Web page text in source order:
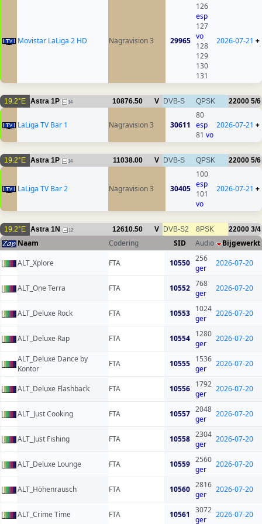
Movistar LaLiga 2 HD Nagravision 3 29965
126
esp
127
vo
128
129
130
131
2026-07-21 +
19.2°E Astra 1P 14 10876.50 V DVB-S QPSK 22000 5/6
LaLiga TV Bar 1 Nagravision 3 30611
80
esp
81 vo
2026-07-21 +
19.2°E Astra 1P 14 11038.00 V DVB-S QPSK 22000 5/6
LaLiga TV Bar 2 Nagravision 3 30405
100
esp
101
vo
2026-07-21 +
19.2°E Astra 1N 12 12610.50 V DVB-S2 8PSK 22000 3/4
Naam Codering SID Audio
Bijgewerkt
ALT_Xplore
FTA 10550 256
ger
2026-07-20
ALT_One Terra FTA 10552 768
ger
2026-07-20
ALT_Deluxe Rock FTA 10553
1024
ger
2026-07-20
ALT_Deluxe Rap FTA 10554
1280
ger
2026-07-20
ALT_Deluxe Dance by
Kontor
FTA 10555
1536
ger
2026-07-20
ALT_Deluxe Flashback FTA 10556
1792
ger
2026-07-20
ALT_Just Cooking FTA 10557 2048
ger
2026-07-20
ALT_Just Fishing FTA 10558 2304
ger
2026-07-20
ALT_Deluxe Lounge FTA 10559 2560
ger
2026-07-20
ALT_Höhenrausch FTA 10560 2816
ger
2026-07-20
ALT_Crime Time FTA 10561
3072
ger
2026-07-20